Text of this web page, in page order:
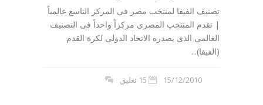
تصنيف الفيفا لمنتخب مصر فى المركز التاسع عالمياً
| تقدم المنتخب المصري مركزاً واحداً فى التصنيف
العالمى الذى يصدره الاتحاد الدولى لكرة القدم
(الفيفا)...
15/12/2010 15 تعليق